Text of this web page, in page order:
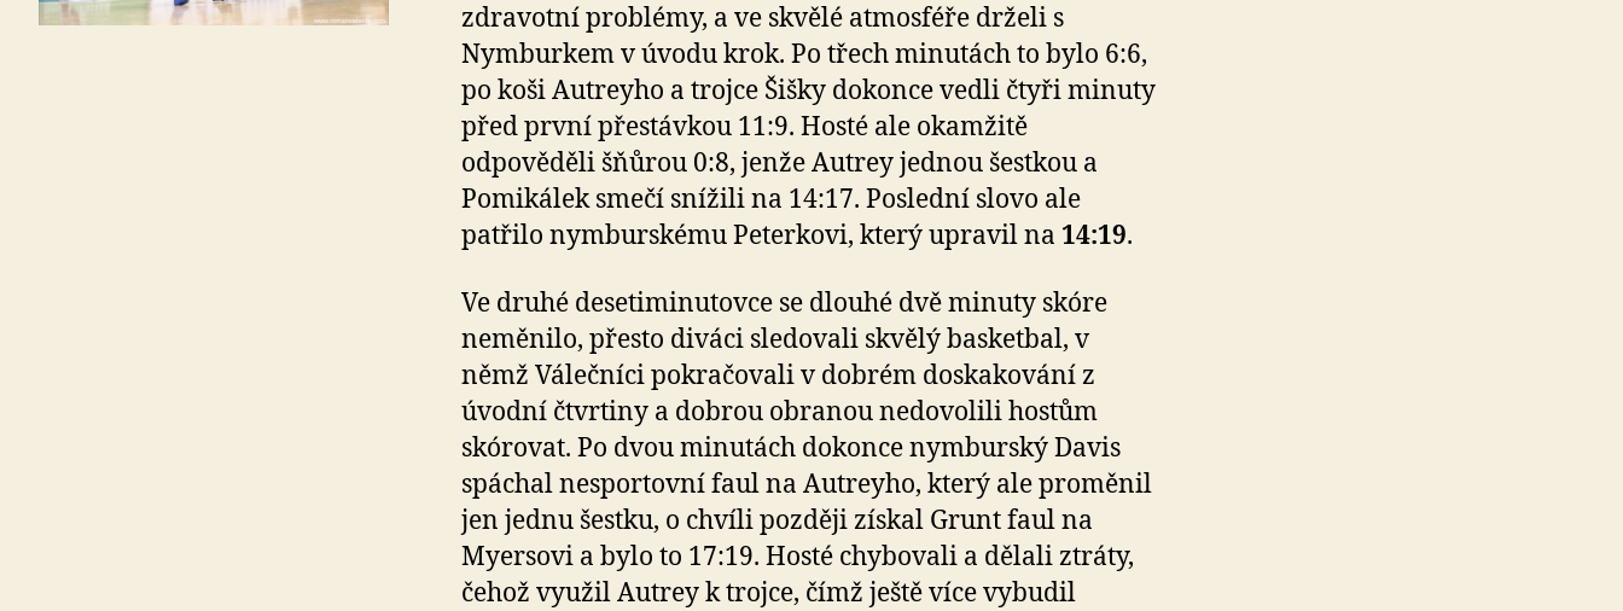
zdravotní problémy, a ve skvělé atmosféře drželi s
Nymburkem v úvodu krok. Po třech minutách to bylo 6:6,
po koši Autreyho a trojce Šišky dokonce vedli čtyři minuty
před první přestávkou 11:9. Hosté ale okamžitě
odpověděli šňůrou 0:8, jenže Autrey jednou šestkou a
Pomikálek smečí snížili na 14:17. Poslední slovo ale
patřilo nymburskému Peterkovi, který upravil na 14:19.
Ve druhé desetiminutovce se dlouhé dvě minuty skóre
neměnilo, přesto diváci sledovali skvělý basketbal, v
němž Válečníci pokračovali v dobrém doskakování z
úvodní čtvrtiny a dobrou obranou nedovolili hostům
skórovat. Po dvou minutách dokonce nymburský Davis
spáchal nesportovní faul na Autreyho, který ale proměnil
jen jednu šestku, o chvíli později získal Grunt faul na
Myersovi a bylo to 17:19. Hosté chybovali a dělali ztráty,
čehož využil Autrey k trojce, čímž ještě více vybudil